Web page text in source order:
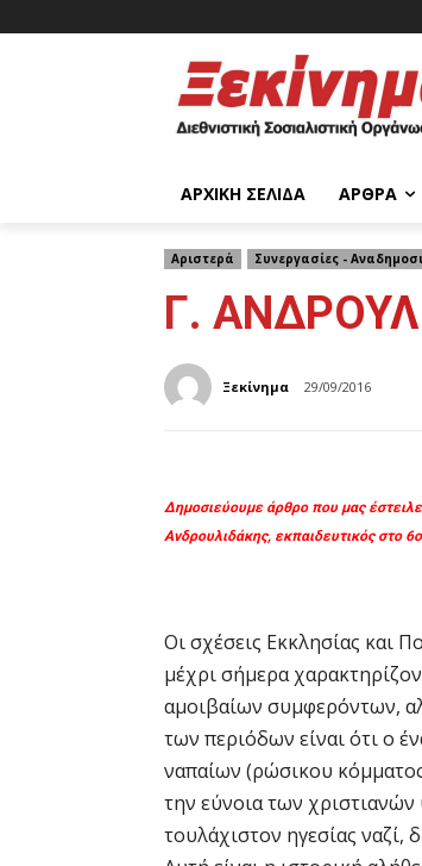
ΑΡΧΙΚΉ ΣΕΛΊΔΑ ΆΡΘΡΑ
Αριστερά Συνεργασίες -
Γ.
Ξεκίνημα 29/09/2016
Δημοσιεύουμε άρθρο που μας έστειλε
Ανδρουλιδάκης, εκπαιδευτικός στο
Οι σχέσεις Εκκλησίας και
μέχρι σήμερα
αμοιβαίων συμφερόντων,
των περιόδων είναι ότι ο
ναπαίων (ρώσικου
την εύνοια των
τουλάχιστον ηγεσίας ναζί,